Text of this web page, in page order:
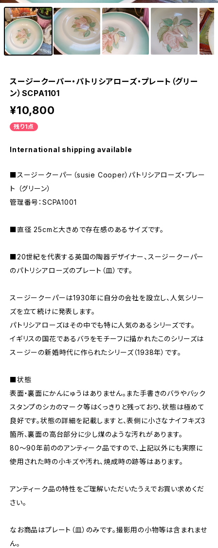
スージークーパー・パトリシアローズ・プレート（グリー
ン）SCPA1101
¥10,800
残り1点
International shipping available
■スージークーパー（susie Cooper）パトリシアローズ・プレー
ト （グリーン）
管理番号：SCPA1001
■直径 25cmと大きめで存在感のあるサイズです。
■20世紀を代表する英国の陶器デザイナー、スージークーパー
のパトリシアローズのプレート（皿）です。
スージークーパーは1930年に自分の会社を設立し、人気シリー
ズを立て続けに発表します。
パトリシアローズはその中でも特に人気のあるシリーズです。
イギリスの国花であるバラをモチーフに描かれたこのシリーズは
スージーの新婚時代に作られたシリーズ（1938年）です。
■状態
表面・裏面にかんにゅうはありません。また手書きのバラやバック
スタンプのシカのマーク等はくっきりと残っており、状態は極めて
良好です。状態の詳細を記載しますと、表側に小さなナイフキズ3
箇所、裏面の高台部分に少し煤のような汚れがあります。
80～90年前ののアンティーク品ですので、上記以外にも実際に
使用された時の小キズや汚れ、焼成時の跡等はあります。
アンティーク品の特性をご理解いただいたうえでお買い求めくだ
さい。
なお商品はプレート（皿）のみです。撮影用の小物等は含まれませ
ん。